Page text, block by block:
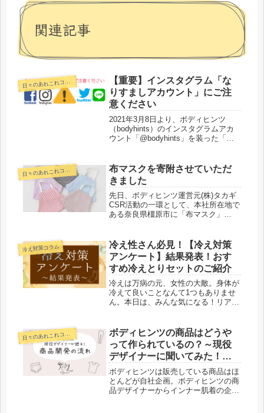
関連記事
日
々のあれこれコラム
【重要】インスタグラム「な
りすましアカウント」にご注
意ください
2021年3月8日より、ボディヒンツ
（bodyhints）のインスタグラムアカ
ウント「@bodyhints」を装った「な
ントからのフォローやフォローリクエ
ストには、十分お気...
日
々のあれこれコラム
布マスクを寄附させていただ
きました
先日、ボディヒンツ運営元(株)タカギ
CSR活動の一環として、本社所在地で
ある奈良県橿原市に「布マスク」
する中で残った生地（コットン素材）
を使用しました。持続可能性のある
モ...
冷え対策コラム
冷え性さん必見！【冷え対策
アンケート】結果発表！おす
すめ冷えとりセットのご紹介
冷えは万病の元、女性の大敵。身体が
冷えて良いことなんて1つもありませ
ん。本日は、みんな気になる！リアル
な冷え対策をしているのでしょうか？
極寒の冬はもちろん、夏の冷房など、
オ...
日
々のあれこれコラム
ボディヒンツの商品はどうや
って作られているの？～現役
デザイナーに聞いてみた！
Vol.1～
ボディヒンツは販売している商品はほ
とんどが自社企画。ボディヒンツの商
品デザイナーからインナー肌着の企画